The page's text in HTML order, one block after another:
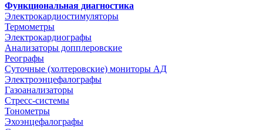
Функциональная диагностика
Электрокардиостимуляторы
Термометры
Электрокардиографы
Анализаторы допплеровские
Реографы
Суточные (холтеровские) мониторы АД
Электроэнцефалографы
Газоанализаторы
Стресс-системы
Тонометры
Эхоэнцефалографы